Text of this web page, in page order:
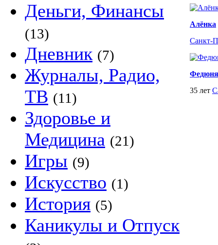
Деньги, Финансы
(13)
Дневник (7)
Журналы, Радио,
ТВ (11)
Здоровье и
Медицина (21)
Игры (9)
Искусство (1)
История (5)
Каникулы и Отпуск
Алёнка
Санкт-
Федюня
35 лет